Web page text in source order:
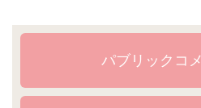
パブリックコ